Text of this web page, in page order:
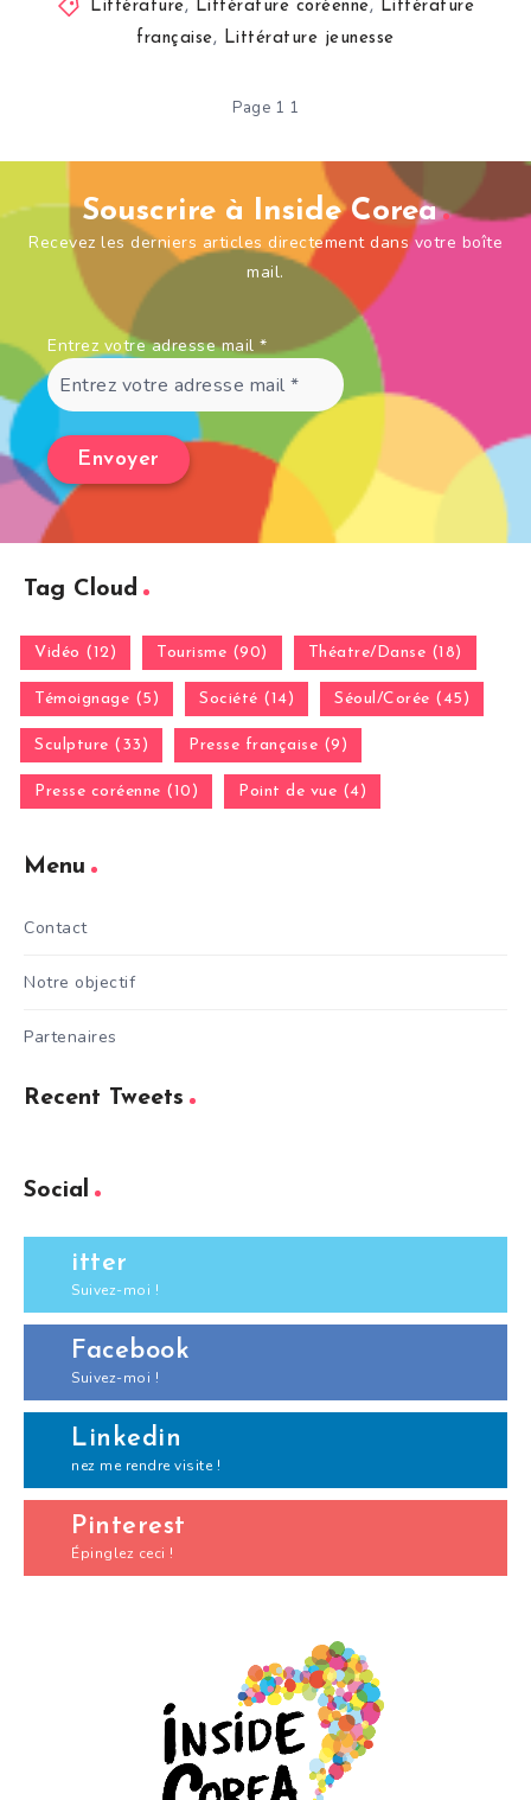
Littérature, Littérature coréenne, Littérature
française, Littérature jeunesse
Page 1 1
Souscrire à Inside Corea
Recevez les derniers articles directement dans votre boîte
mail.
Entrez votre adresse mail *
Tag Cloud
Vidéo (12) Tourisme (90) Théatre/Danse (18)
Témoignage (5) Société (14) Séoul/Corée (45)
Sculpture (33) Presse française (9)
Presse coréenne (10) Point de vue (4)
Menu
Contact
Notre objectif
Partenaires
Recent Tweets
Social
itter
Suivez-moi !
Facebook
Suivez-moi !
Linkedin
nez me rendre visite !
Pinterest
Épinglez ceci !